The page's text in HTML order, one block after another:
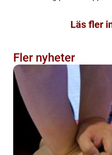
Läs fler
Fler nyheter